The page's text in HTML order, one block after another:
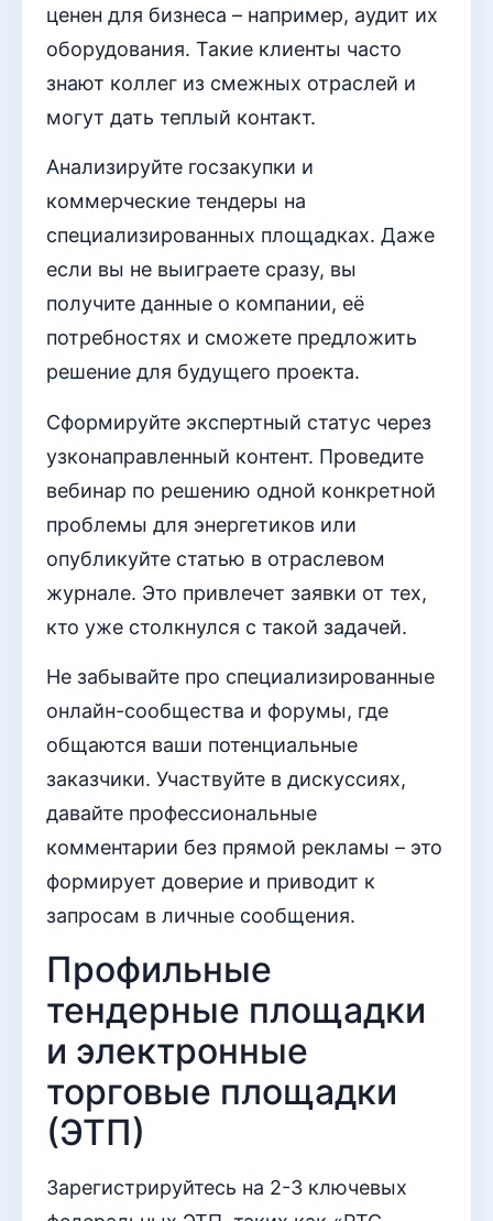
ценен для бизнеса – например, аудит их
оборудования. Такие клиенты часто
знают коллег из смежных отраслей и
могут дать теплый контакт.
Анализируйте госзакупки и
коммерческие тендеры на
специализированных площадках. Даже
если вы не выиграете сразу, вы
получите данные о компании, её
потребностях и сможете предложить
решение для будущего проекта.
Сформируйте экспертный статус через
узконаправленный контент. Проведите
вебинар по решению одной конкретной
проблемы для энергетиков или
опубликуйте статью в отраслевом
журнале. Это привлечет заявки от тех,
кто уже столкнулся с такой задачей.
Не забывайте про специализированные
онлайн-сообщества и форумы, где
общаются ваши потенциальные
заказчики. Участвуйте в дискуссиях,
давайте профессиональные
комментарии без прямой рекламы – это
формирует доверие и приводит к
запросам в личные сообщения.
Профильные
тендерные площадки
и электронные
торговые площадки
(ЭТП)
Зарегистрируйтесь на 2-3 ключевых